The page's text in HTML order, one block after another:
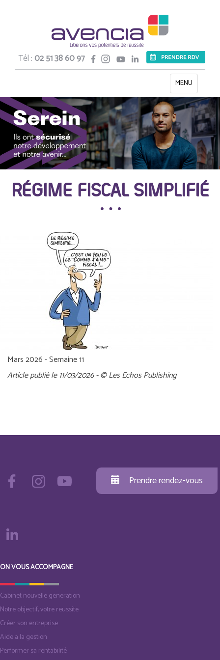
Tél :02 51 38 60 97
Toggle
navigation
MENU
RÉGIME FISCAL SIMPLIFIÉ
Mars 2026 - Semaine 11
Article publié le 11/03/2026 - © Les Echos Publishing
Prendre rendez-vous
ON VOUS ACCOMPAGNE
Cabinet nouvelle generation
Notre objectif, votre reussite
Créer son entreprise
Aide a la gestion
Performer sa rentabilité